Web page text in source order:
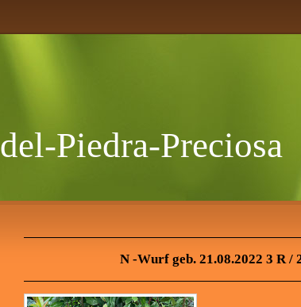
del-Piedra-Preciosa
N -Wurf geb. 21.08.2022 3 R /